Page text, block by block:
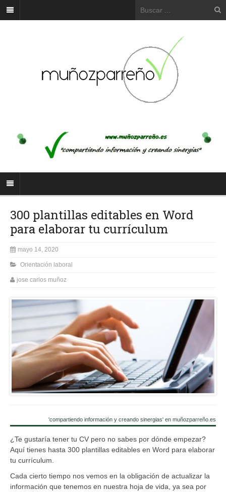
300 plantillas editables en Word
para elaborar tu currículum
mayo 14, 2020
Orientación laboral
jose carlos muñoz
'compartiendo información y creando sinergias' en muñozparreño.es
¿Te gustaría tener tu CV pero no sabes por dónde empezar?
Aquí tienes hasta 300 plantillas editables en Word para elaborar
tu currículum.
Cada cierto tiempo nos vemos en la obligación de actualizar la
información que tenemos en nuestra hoja de vida, ya sea por